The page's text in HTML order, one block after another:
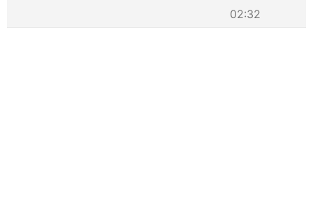
02:32